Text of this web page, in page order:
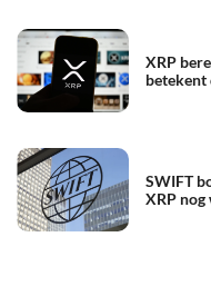
XRP
betekent
SWIFT
XRP nog